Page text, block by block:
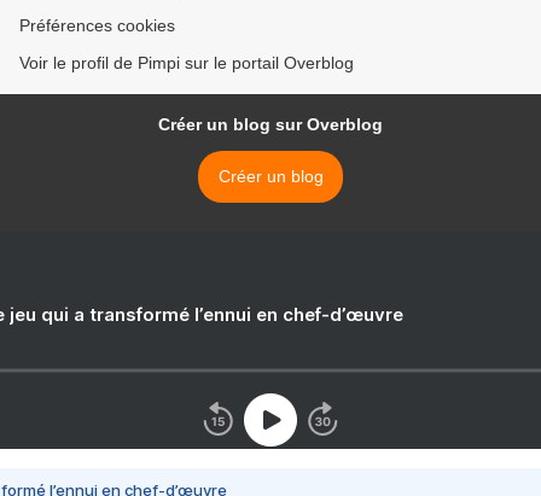
Préférences cookies
Voir le profil de Pimpi sur le portail Overblog
Créer un blog sur Overblog
Créer un blog
jeu qui a transformé l’ennui en chef-d’œuvre
l’ennui en chef-d’œuvre